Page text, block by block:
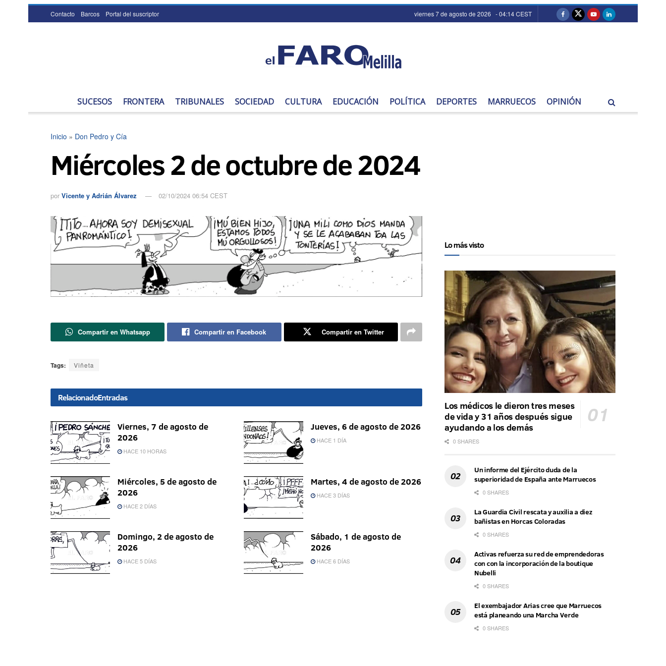
Contacto Barcos Portal del suscriptor viernes 7 de agosto de 2026 - 04:14 CEST
SUCESOS FRONTERA TRIBUNALES SOCIEDAD CULTURA EDUCACIÓN POLÍTICA DEPORTES MARRUECOS OPINIÓN
Inicio » Don Pedro y Cía
Miércoles 2 de octubre de 2024
por Vicente y Adrián Álvarez 02/10/2024 06:54 CEST
Compartir en Whatsapp Compartir en Facebook Compartir en Twitter
Tags: Viñeta
RelacionadoEntradas
Viernes, 7 de agosto de
2026
HACE 10 HORAS
Jueves, 6 de agosto de 2026
HACE 1 DÍA
Miércoles, 5 de agosto de
2026
HACE 2 DÍAS
Martes, 4 de agosto de 2026
HACE 3 DÍAS
Domingo, 2 de agosto de
2026
HACE 5 DÍAS
Sábado, 1 de agosto de
2026
HACE 6 DÍAS
Lo más visto
Los médicos le dieron tres meses
de vida y 31 años después sigue
ayudando a los demás
0 SHARES
Un informe del Ejército duda de la
superioridad de España ante Marruecos
0 SHARES
La Guardia Civil rescata y auxilia a diez
bañistas en Horcas Coloradas
0 SHARES
Activas refuerza su red de emprendedoras
con con la incorporación de la boutique
Nubelli
0 SHARES
El exembajador Arias cree que Marruecos
está planeando una Marcha Verde
0 SHARES